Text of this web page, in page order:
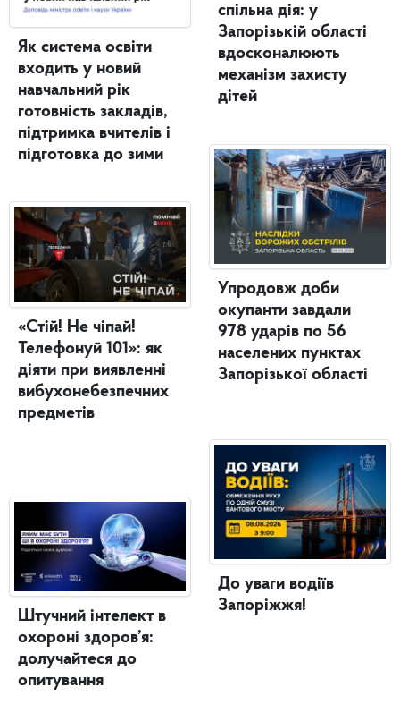
Як система освіти
входить у новий
навчальний рік
готовність закладів,
підтримка вчителів і
підготовка до зими
«Стій! Не чіпай!
Телефонуй 101»: як
діяти при виявленні
вибухонебезпечних
предметів
Штучний інтелект в
охороні здоров’я:
долучайтеся до
опитування
спільна дія: у
Запорізькій області
вдосконалюють
механізм захисту
дітей
Упродовж доби
окупанти завдали
978 ударів по 56
населених пунктах
Запорізької області
До уваги водіїв
Запоріжжя!